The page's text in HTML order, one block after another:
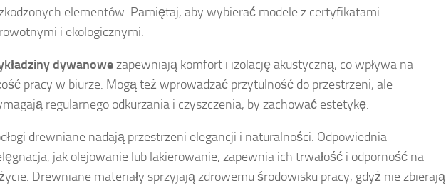
elementów. Pamiętaj, aby wybierać modele z certyfikatami
i ekologicznymi.
dywanowezapewniają komfort i izolację akustyczną, co wpływa na
pracy w biurze. Mogą też wprowadzać przytulność do przestrzeni, ale
regularnego odkurzania i czyszczenia, by zachować estetykę.
drewniane nadają przestrzeni elegancji i naturalności. Odpowiednia
jak olejowanie lub lakierowanie, zapewnia ich trwałość i odporność na
Drewniane materiały sprzyjają zdrowemu środowisku pracy, gdyż nie zbierają